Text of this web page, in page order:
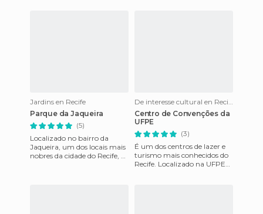
Jardins en Recife
Parque da Jaqueira
(5)
Localizado no bairro da
Jaqueira, um dos locais mais
nobres da cidade do Recife, o
De interesse cultural en Recife
Centro de Convenções da
UFPE
(3)
É um dos centros de lazer e
turismo mais conhecidos do
Recife. Localizado na UFPE